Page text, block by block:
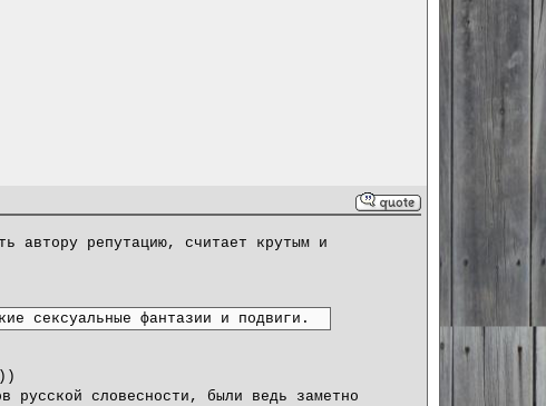
автору репутацию, считает крутым и
сексуальные фантазии и подвиги.
словесности, были ведь заметно